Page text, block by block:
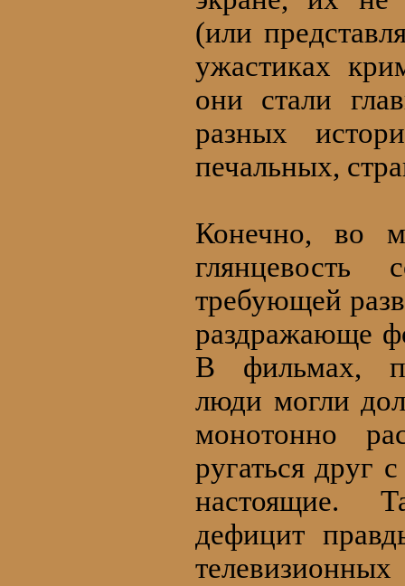
(или
ужастиках
они стали
разных
печальных,
Конечно, во
глянцевость
требующей
раздражающе
В фильмах,
люди могли
монотонно
ругаться друг
настоящие.
дефицит